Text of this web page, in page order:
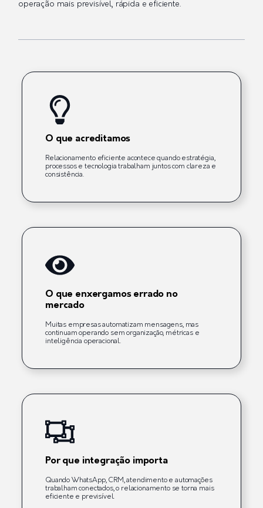
operação mais previsível, rápida e eficiente.
O que acreditamos
Relacionamento eficiente acontece quando estratégia,
processos e tecnologia trabalham juntos com clareza e
consistência.
O que enxergamos errado no
mercado
Muitas empresas automatizam mensagens, mas
continuam operando sem organização, métricas e
inteligência operacional.
Por que integração importa
Quando WhatsApp, CRM, atendimento e automações
trabalham conectados, o relacionamento se torna mais
eficiente e previsível.